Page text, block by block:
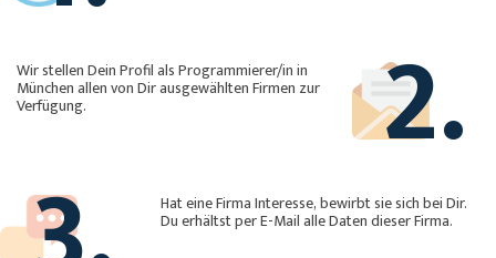
2.
Wir stellen Dein Profil als Programmierer/in in
München allen von Dir ausgewählten Firmen zur
Verfügung.
Hat eine Firma Interesse, bewirbt sie sich bei Dir.
Du erhältst per E-Mail alle Daten dieser Firma.